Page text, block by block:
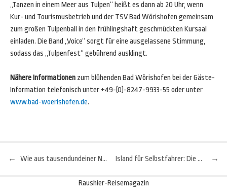
„Tanzen in einem Meer aus Tulpen“ heißt es dann ab 20 Uhr, wenn
Kur- und Tourismusbetrieb und der TSV Bad Wörishofen gemeinsam
zum großen Tulpenball in den frühlingshaft geschmückten Kursaal
einladen. Die Band „Voice“ sorgt für eine ausgelassene Stimmung,
sodass das „Tulpenfest“ gebührend ausklingt.
Nähere Informationen zum blühenden Bad Wörishofen bei der Gäste-
Information telefonisch unter +49-(0)-8247-9933-55 oder unter
www.bad-woerishofen.de.
Beitragsnavigation
← Wie aus tausendundeiner Nacht: Spektakuläre Hotels in Dubai →
Island für Selbstfahrer: Die besten Routen
Raushier-Reisemagazin